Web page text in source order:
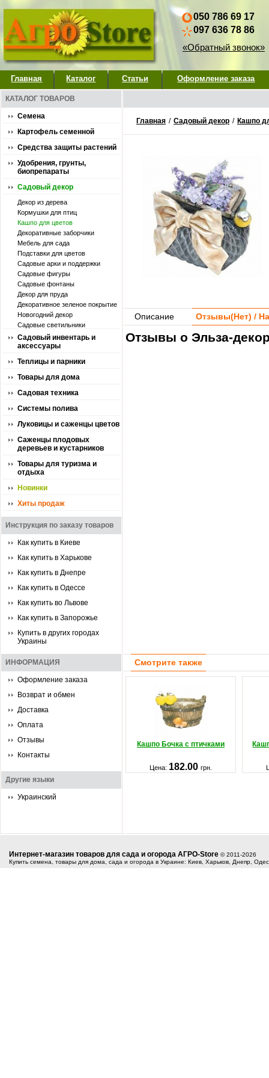
050 786 69 17
097 636 78 86
«Обратный звонок»
Главная Каталог Статьи Оформление заказа
КАТАЛОГ ТОВАРОВ
Семена
Картофель семенной
Средства защиты растений
Удобрения, грунты,
биопрепараты
Садовый декор
Декор из дерева
Кормушки для птиц
Кашпо для цветов
Декоративные заборчики
Мебель для сада
Подставки для цветов
Садовые арки и поддержки
Садовые фигуры
Садовые фонтаны
Декор для пруда
Декоративное зеленое покрытие
Новогодний декор
Садовые светильники
Садовый инвентарь и
аксессуары
Теплицы и парники
Товары для дома
Садовая техника
Системы полива
Луковицы и саженцы цветов
Саженцы плодовых
деревьев и кустарников
Товары для туризма и
отдыха
Новинки
Хиты продаж
Инструкция по заказу товаров
Как купить в Киеве
Как купить в Харькове
Как купить в Днепре
Как купить в Одессе
Как купить во Львове
Как купить в Запорожье
Купить в других городах
Украины
ИНФОРМАЦИЯ
Оформление заказа
Возврат и обмен
Доставка
Оплата
Отзывы
Контакты
Другие языки
Украинский
Главная / Садовый декор / Кашпо
Описание Отзывы(Нет) /
Отзывы о Эльза-
Смотрите также
Кашпо Бочка с птичками
Цена: 182.00 грн.
Интернет-магазин товаров для сада и огорода АГРО-Store © 2011-2026
Купить семена, товары для дома, сада и огорода в Украине: Киев, Харьков, Днепр,